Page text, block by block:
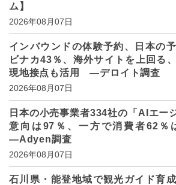
ム】
2026年08月07日
インバウンドの体験予約、日本の
ビナカ43％、海外サイトを上回る
現地接点も活用 ―デロイト調査
2026年08月07日
日本の小売事業者334社の「AIエー
意向は97％、一方で消費者62
―Adyen調査
2026年08月07日
石川県・能登地域で観光ガイド育